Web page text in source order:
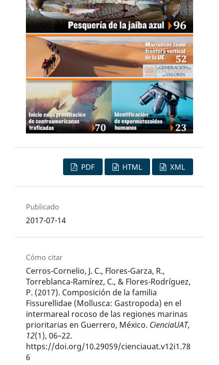
PDF HTML XML
Publicado
2017-07-14
Cómo citar
Cerros-Cornelio, J. C., Flores-Garza, R.,
Torreblanca-Ramírez, C., & Flores-Rodríguez,
P. (2017). Composición de la familia
Fissurellidae (Mollusca: Gastropoda) en el
intermareal rocoso de las regiones marinas
prioritarias en Guerrero, México. CienciaUAT,
12(1), 06–22.
https://doi.org/10.29059/cienciauat.v12i1.78
6